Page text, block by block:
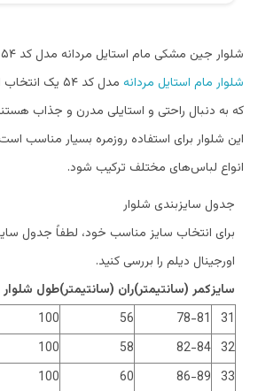
شلوار جین مشکی مام استایل مردانه مدل کد ۵۴
شلوار مام استایل مردانه
مدل کد ۵۴ یک
که به دنبال راحتی و استایلی مدرن و جذاب
این شلوار برای استفاده روزمره بسیار مناسب
انواع لباس‌های مختلف ترکیب شود.
جدول سایزبندی شلوار
برای انتخاب سایز مناسب خود، لطفاً جدول
اورجینال دیلم را بررسی کنید.
سایزکمر (سانتیمتر)ران (سانتیمتر)طول شلوار
31
78-81
56
100
32
82-84
58
100
33
86-89
60
100